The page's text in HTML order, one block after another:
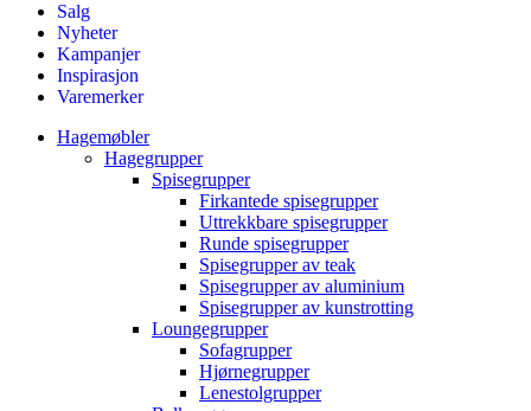
Salg
Nyheter
Kampanjer
Inspirasjon
Varemerker
Hagemøbler
Hagegrupper
Spisegrupper
Firkantede spisegrupper
Uttrekkbare spisegrupper
Runde spisegrupper
Spisegrupper av teak
Spisegrupper av aluminium
Spisegrupper av kunstrotting
Loungegrupper
Sofagrupper
Hjørnegrupper
Lenestolgrupper